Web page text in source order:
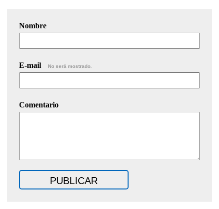
Nombre
E-mail No será mostrado.
Comentario